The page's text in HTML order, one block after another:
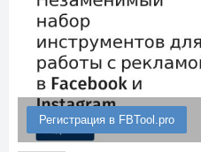
Регистрация в FBTool.pro